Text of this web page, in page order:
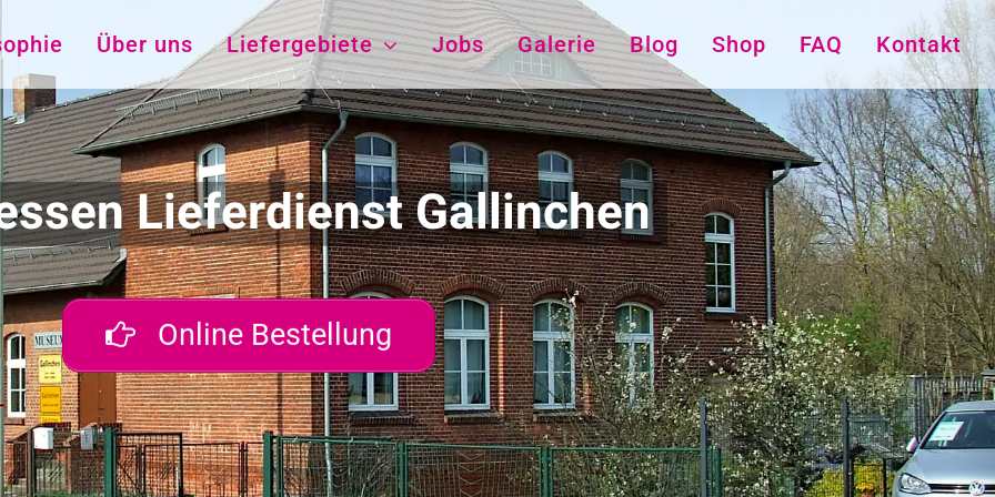
Über uns Liefergebiete Jobs Galerie Blog Shop FAQ Kontakt
Lieferdienst Gallinchen
Online Bestellung